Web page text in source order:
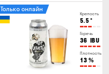
Крепость
5.5 °
Горечь
36 IBU
Плотность
13 %
Только онлайн